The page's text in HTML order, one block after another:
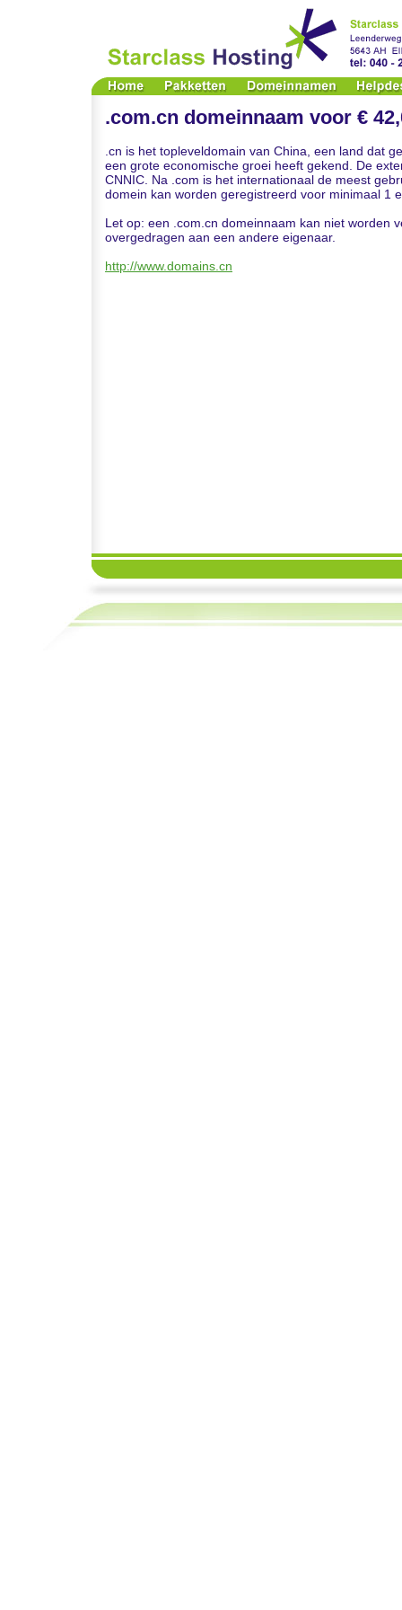
.com.cn domeinnaam voor €
.cn is het topleveldomain van China, een land dat
een grote economische groei heeft gekend. De
CNNIC. Na .com is het internationaal de meest
domein kan worden geregistreerd voor minimaal 1
Let op: een .com.cn domeinnaam kan niet worden
overgedragen aan een andere eigenaar.
http://www.domains.cn